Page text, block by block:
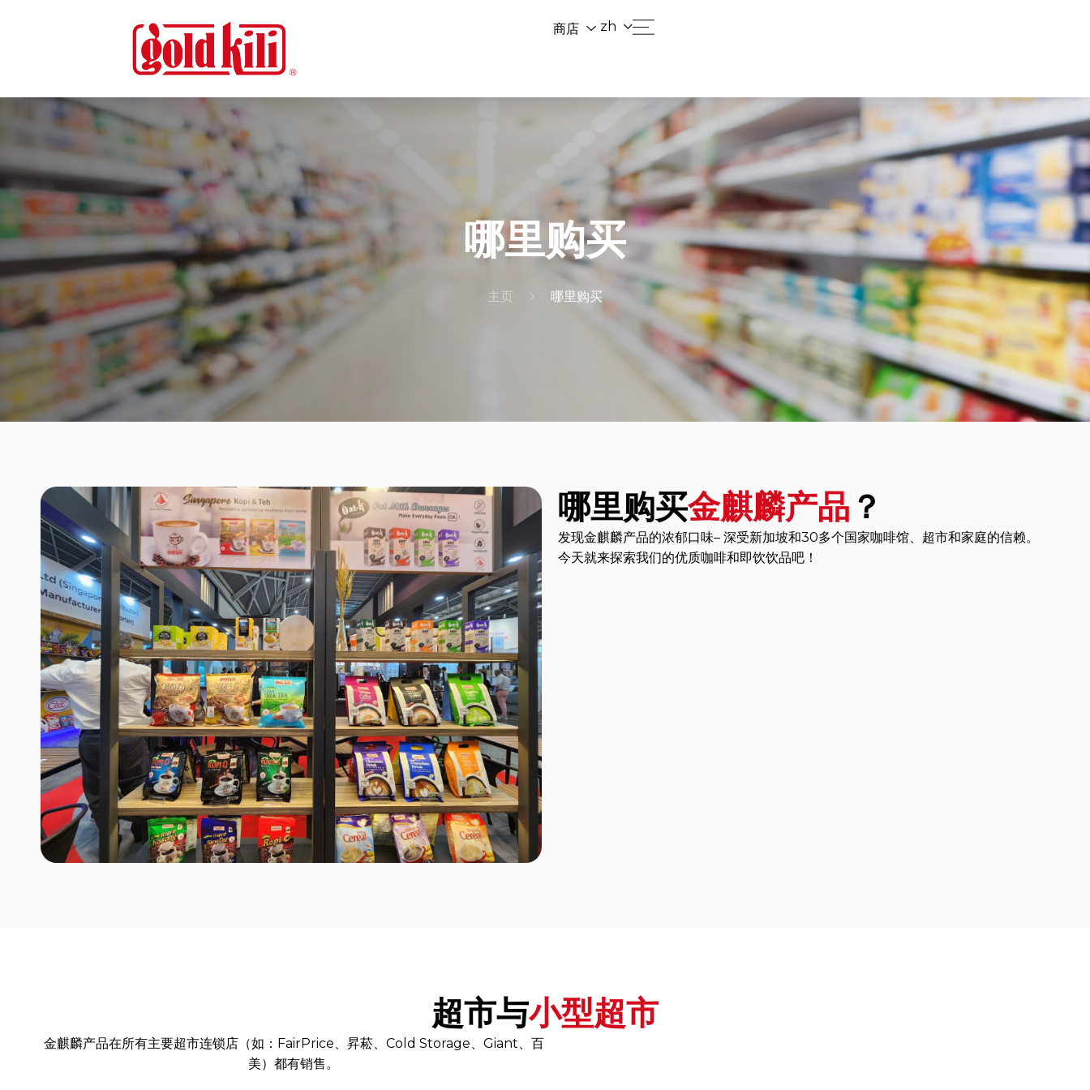
商店 zh
哪里购买
主页 哪里购买
哪里购买金麒麟产品 ？
发现金麒麟产品的浓郁口味– 深受新加坡和30多个国家咖啡馆、超市和家庭的信赖。
今天就来探索我们的优质咖啡和即饮饮品吧！
超市与小型超市
金麒麟产品在所有主要超市连锁店（如：FairPrice、昇菘、Cold Storage、Giant、百
美）都有销售。